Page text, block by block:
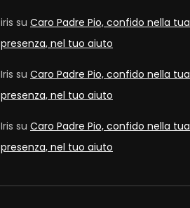
iris su Caro Padre Pio, confido nella tua
presenza, nel tuo aiuto
Iris su Caro Padre Pio, confido nella tua
presenza, nel tuo aiuto
Iris su Caro Padre Pio, confido nella tua
presenza, nel tuo aiuto